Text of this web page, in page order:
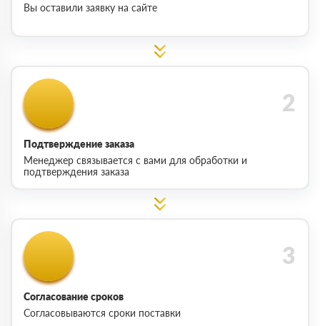
Вы оставили заявку на сайте
Подтверждение заказа
Менеджер связывается с вами для обработки и
подтверждения заказа
Согласование сроков
Согласовываются сроки поставки